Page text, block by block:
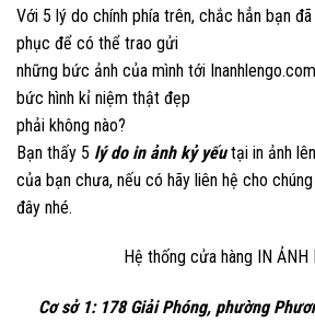
Với 5 lý do chính phía trên, chắc hẳn bạn
phục để có thể trao gửi
những bức ảnh của mình tới
bức hình kỉ niệm thật đẹp
phải không nào?
Bạn thấy 5 lý do in ảnh kỷ yếutại in ảnh
của bạn chưa, nếu có hãy liên hệ cho
đây nhé.
Hệ thống cửa hàng IN ẢNH
Cơ sở 1: 178 Giải Phóng, phường